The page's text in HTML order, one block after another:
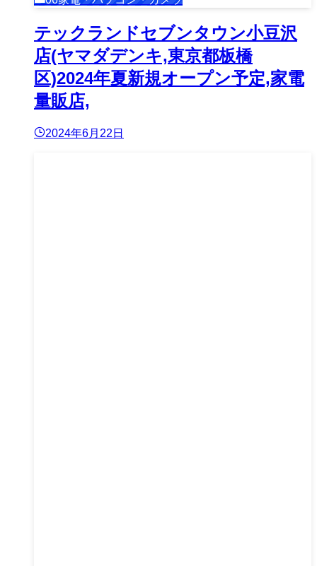
テックランドセブンタウン小豆沢
店(ヤマダデンキ,東京都板橋
区)2024年夏新規オープン予定,家電
量販店,
2024年6月22日